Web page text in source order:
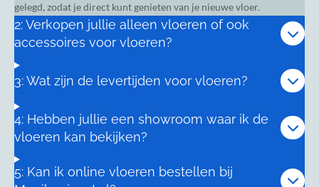
gelegd, zodat je direct kunt genieten van je nieuwe vloer.
2: Verkopen jullie alleen vloeren of ook
accessoires voor vloeren?
3: Wat zijn de levertijden voor vloeren?
4: Hebben jullie een showroom waar ik de
vloeren kan bekijken?
5: Kan ik online vloeren bestellen bij